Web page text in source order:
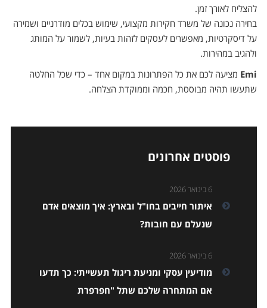
להצליח לאורך זמן.
בחירה נכונה של משרד חקירות מקצועי, שימוש בכלים מודרניים ושמירה
על דיסקרטיות, מאפשרים לעסקים לזהות בעיות, לשמור על המותג
ולהגיב במהירות.
Emi מציעה לכם את כל הפתרונות במקום אחד – כדי שכל החלטה
שתעשו תהיה מבוססת, חכמה וממוקדת הצלחה.
פוסטים אחרונים
6 בינואר 2026
איתור חייבים בחו"ל ובארץ: איך מוצאים אדם
שנעלם עם חובות?
6 בינואר 2026
מודיעין עסקי ומניעת ריגול תעשייתי: כך תדעו
אם המתחרה שלכם שתל "חפרפרת